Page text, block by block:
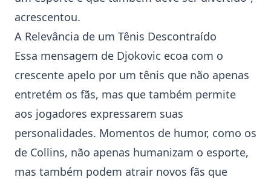
acrescentou.
A Relevância de um Tênis Descontraído
Essa mensagem de Djokovic ecoa com o
crescente apelo por um tênis que não apenas
entretém os fãs, mas que também permite
aos jogadores expressarem suas
personalidades. Momentos de humor, como os
de Collins, não apenas humanizam o esporte,
mas também podem atrair novos fãs que